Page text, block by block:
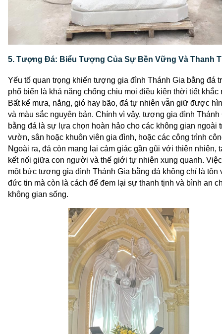
5. Tượng Đá: Biểu Tượng Của Sự Bền Vững Và Thanh
Yếu tố quan trọng khiến tượng gia đình Thánh Gia bằng đá
phổ biến là khả năng chống chịu mọi điều kiện thời tiết khắc
Bất kể mưa, nắng, gió hay bão, đá tự nhiên vẫn giữ được
và màu sắc nguyên bản. Chính vì vậy, tượng gia đình Thánh
bằng đá là sự lựa chọn hoàn hảo cho các không gian ngoài
vườn, sân hoặc khuôn viên gia đình, hoặc các công trình
Ngoài ra, đá còn mang lại cảm giác gần gũi với thiên nhiên,
kết nối giữa con người và thế giới tự nhiên xung quanh.
một bức tượng gia đình Thánh Gia bằng đá không chỉ là tôn
đức tin mà còn là cách để đem lại sự thanh tịnh và bình an
không gian sống.